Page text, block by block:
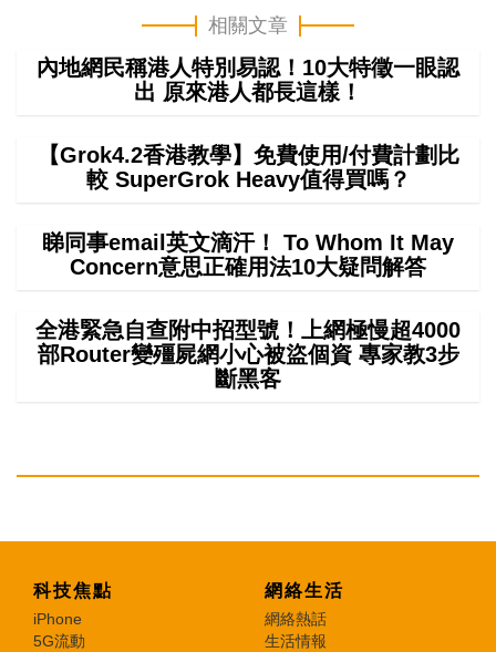
相關文章
內地網民稱港人特別易認！10大特徵一眼認
出 原來港人都長這樣！
【Grok4.2香港教學】免費使用/付費計劃比
較 SuperGrok Heavy值得買嗎？
睇同事email英文滴汗！ To Whom It May
Concern意思正確用法10大疑問解答
全港緊急自查附中招型號！上網極慢超4000
部Router變殭屍網小心被盜個資 專家教3步
斷黑客
科技焦點
iPhone
5G流動
網絡生活
網絡熱話
生活情報